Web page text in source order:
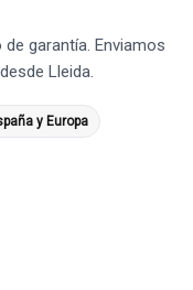
garantía. Enviamos
Lleida.
y Europa